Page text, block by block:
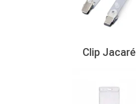
Clip Jacaré